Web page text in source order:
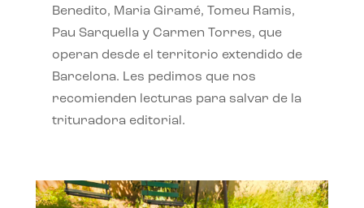
Benedito, Maria Giramé, Tomeu Ramis,
Pau Sarquella y Carmen Torres, que
operan desde el territorio extendido de
Barcelona. Les pedimos que nos
recomienden lecturas para salvar de la
trituradora editorial.